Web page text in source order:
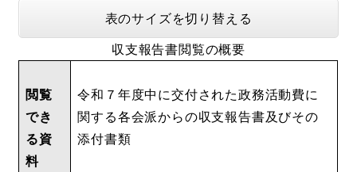
表のサイズを切り替える
収支報告書閲覧の概要
閲覧
でき
る資
料
令和７年度中に交付された政務活動費に
関する各会派からの収支報告書及びその
添付書類